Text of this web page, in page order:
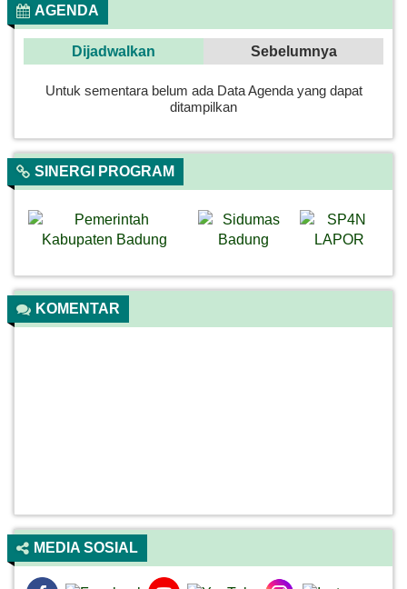
AGENDA
Dijadwalkan Sebelumnya
Untuk sementara belum ada Data Agenda yang dapat
ditampilkan
SINERGI PROGRAM
KOMENTAR
MEDIA SOSIAL